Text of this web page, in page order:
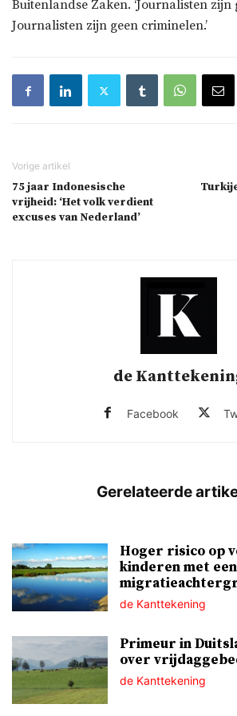
Buitenlandse Zaken. ‘Journalisten
Journalisten zijn geen criminelen.’
75 jaar Indonesische
vrijheid: ‘Het volk verdient
excuses van Nederland’
de
Facebook
Hoger risico op
kinderen met een
de Kanttekening
Primeur in
over
de Kanttekening